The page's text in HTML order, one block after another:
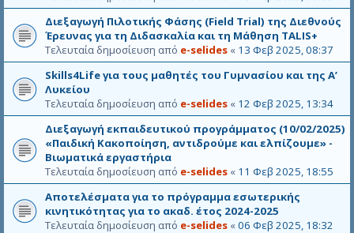
Διεξαγωγή Πιλοτικής Φάσης (Field Trial) της Διεθνούς
Έρευνας για τη Διδασκαλία και τη Μάθηση TALIS+
Τελευταία δημοσίευση από e-selides « 13 Φεβ 2025, 08:37
Skills4Life για τους μαθητές του Γυμνασίου και της Α’
Λυκείου
Τελευταία δημοσίευση από e-selides « 12 Φεβ 2025, 13:34
Διεξαγωγή εκπαιδευτικού προγράμματος (10/02/2025)
«Παιδική Κακοποίηση, αντιδρούμε και ελπίζουμε» -
Βιωματικά εργαστήρια
Τελευταία δημοσίευση από e-selides « 11 Φεβ 2025, 18:55
Αποτελέσματα για το πρόγραμμα εσωτερικής
κινητικότητας για το ακαδ. έτος 2024-2025
Τελευταία δημοσίευση από e-selides «06 Φεβ 2025, 18:32